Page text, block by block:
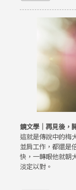
鏡文學｜再見後，
這就是傳說中的梅
並肩工作，都還是
快，一轉眼他就朝
淡定以對。